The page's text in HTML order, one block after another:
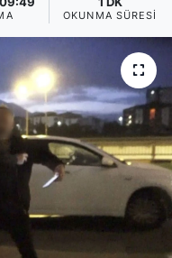
OKUNMA SÜRESI